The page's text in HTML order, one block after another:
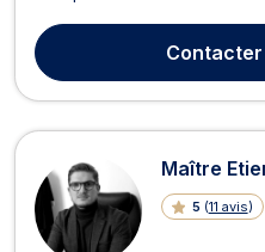
pénal, Maître Ossama
défend à tous les stades de la
Contacter
Maître
5 (11 avis)